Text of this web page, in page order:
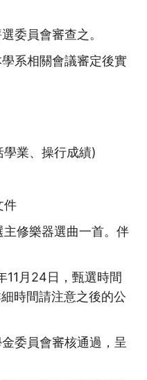
委員會審查之。
系相關會議審定後實
業、操行成績)
件
修樂器選曲一首。伴
11月24日，甄選時間
時間請注意之後的公
委員會審核通過，呈